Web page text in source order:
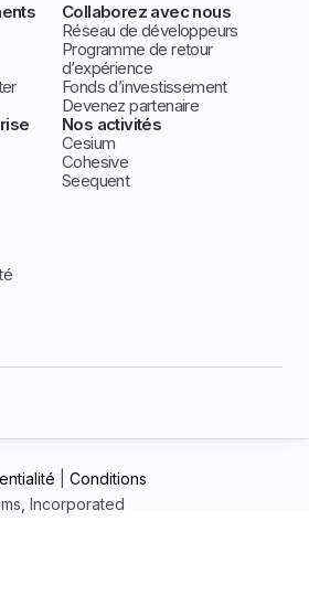
Collaborez avec nous
Réseau de développeurs
Programme de retour
d’expérience
Fonds d’investissement
Devenez partenaire
Nos activités
Cesium
Cohesive
Seequent
Incorporated
Conditions